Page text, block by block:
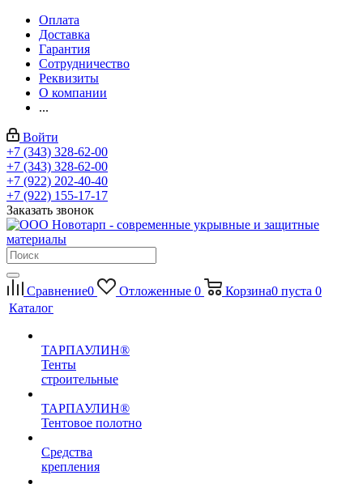
Оплата
Доставка
Гарантия
Сотрудничество
Реквизиты
О компании
...
Войти
+7 (343) 328-62-00
+7 (343) 328-62-00
+7 (922) 202-40-40
+7 (922) 155-17-17
Заказать звонок
Сравнение0 Отложенные 0 Корзина0 пуста 0
Каталог
ТАРПАУЛИН®
Тенты
строительные
ТАРПАУЛИН®
Тентовое полотно
Средства
крепления